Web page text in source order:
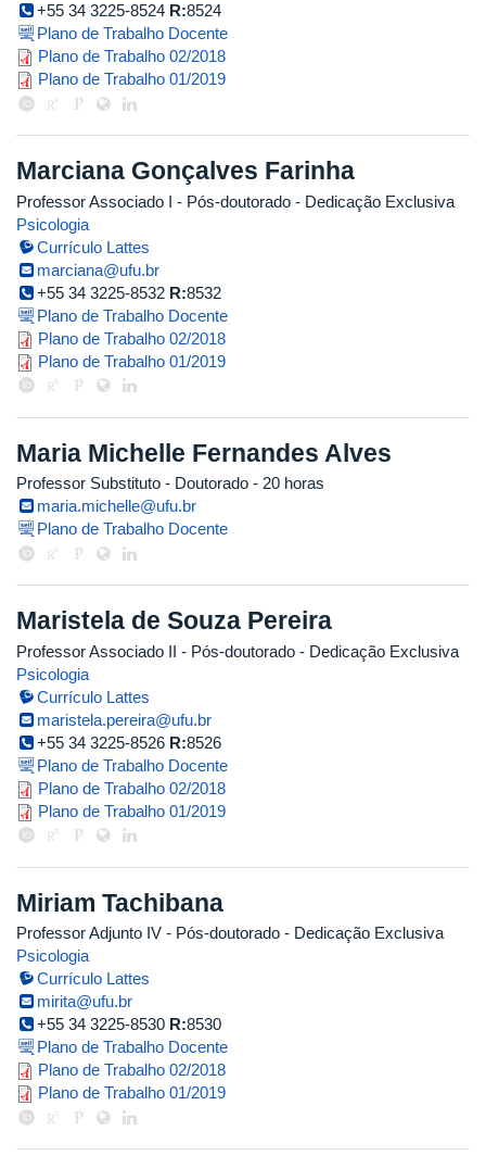
+55 34 3225-8524 R:8524
Plano de Trabalho Docente
Plano de Trabalho 02/2018
lucianne.pdf
Plano de Trabalho 01/2019
Marciana Gonçalves Farinha
Professor Associado I - Pós-doutorado - Dedicação Exclusiva
Psicologia
Currículo Lattes
marciana@ufu.br
+55 34 3225-8532 R:8532
Plano de Trabalho Docente
2018_2_marciana.pdf
Plano de Trabalho 02/2018
marciana.pdf
Plano de Trabalho 01/2019
Maria Michelle Fernandes Alves
Professor Substituto - Doutorado - 20 horas
maria.michelle@ufu.br
Plano de Trabalho Docente
Maristela de Souza Pereira
Professor Associado II - Pós-doutorado - Dedicação Exclusiva
Psicologia
Currículo Lattes
maristela.pereira@ufu.br
+55 34 3225-8526 R:8526
Plano de Trabalho Docente
maristela.pdf
Plano de Trabalho 02/2018
maristela.pdf
Plano de Trabalho 01/2019
Miriam Tachibana
Professor Adjunto IV - Pós-doutorado - Dedicação Exclusiva
Psicologia
Currículo Lattes
mirita@ufu.br
+55 34 3225-8530 R:8530
Plano de Trabalho Docente
Plano de Trabalho 02/2018
Plano de Trabalho 01/2019